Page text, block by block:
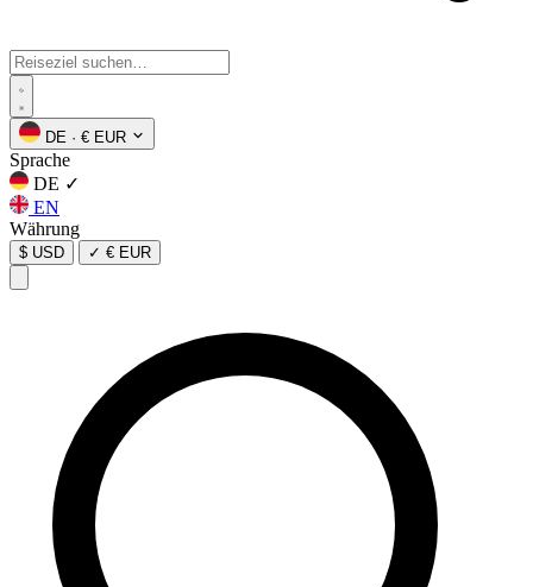
DE · € EUR
Sprache
DE ✓
EN
Währung
$ USD ✓ € EUR